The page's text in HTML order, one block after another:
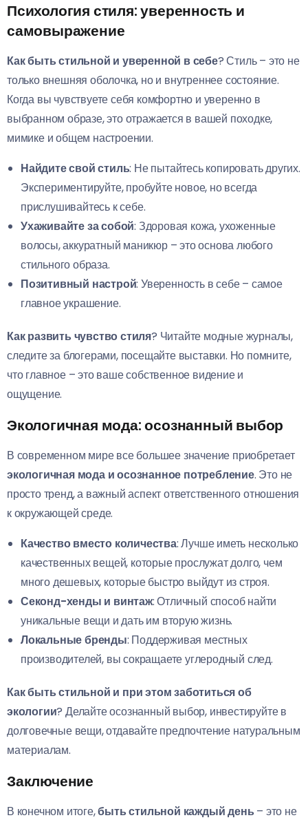
Психология стиля: уверенность и
самовыражение
Как быть стильной и уверенной в себе? Стиль – это не
только внешняя оболочка, но и внутреннее состояние.
Когда вы чувствуете себя комфортно и уверенно в
выбранном образе, это отражается в вашей походке,
мимике и общем настроении.
Найдите свой стиль: Не пытайтесь копировать других.
Экспериментируйте, пробуйте новое, но всегда
прислушивайтесь к себе.
Ухаживайте за собой: Здоровая кожа, ухоженные
волосы, аккуратный маникюр – это основа любого
стильного образа.
Позитивный настрой: Уверенность в себе – самое
главное украшение.
Как развить чувство стиля? Читайте модные журналы,
следите за блогерами, посещайте выставки. Но помните,
что главное – это ваше собственное видение и
ощущение.
Экологичная мода: осознанный выбор
В современном мире все большее значение приобретает
экологичная мода и осознанное потребление. Это не
просто тренд, а важный аспект ответственного отношения
к окружающей среде.
Качество вместо количества: Лучше иметь несколько
качественных вещей, которые прослужат долго, чем
много дешевых, которые быстро выйдут из строя.
Секонд-хенды и винтаж: Отличный способ найти
уникальные вещи и дать им вторую жизнь.
Локальные бренды: Поддерживая местных
производителей, вы сокращаете углеродный след.
Как быть стильной и при этом заботиться об
экологии? Делайте осознанный выбор, инвестируйте в
долговечные вещи, отдавайте предпочтение натуральным
материалам.
Заключение
В конечном итоге,быть стильной каждый день – это не